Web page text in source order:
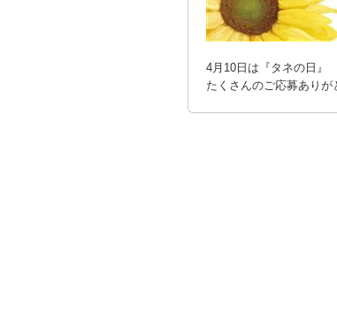
4月10日は『タネの日』
たくさんのご応募ありが